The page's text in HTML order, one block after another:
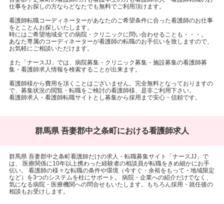
仕事をお探しの方ならどなたでも無料でご利用頂けます。
看護師転職コーディネーターがあなたのご希望条件に合った看護師のお仕事
をとことんお探しいたします。
時にはご希望地域全ての病院・クリニックに問い合わせることも・・・。
あなた専属のコーディネーターが看護師の転職のお手伝いを致しますので、
お気軽にご相談いただけます。
また「ナースJJ」では、病院募集・クリニック募集・施設募集の看護師募
集・看護師求人情報を検索することが出来ます。
看護師様から費用を頂くことはございません。完全無料となっておりますの
で、募集状況の閲覧・転職をご検討の看護師様、是非ご利用下さい。
看護師求人・看護師転職サイトとし募集から採用まで安心・信頼です。
群馬県 吾妻郡中之条町における看護師求人
群馬県 吾妻郡中之条町看護師だけの求人・転職募集サイト「ナースJJ」で
は、 医療関係に10年以上携わった経験者の相談員が転職をきめ細かにお手
伝い。 看護師の様々な転職の条件や環境（今すぐ・余裕をもって・地域限定
など）を3つのシステムを柱にサポート。 病院・企業への紹介だけでなく、
気になる病院・医療機関への問合せもいたします。もちろん採用・就任後の
相談もお受けします。